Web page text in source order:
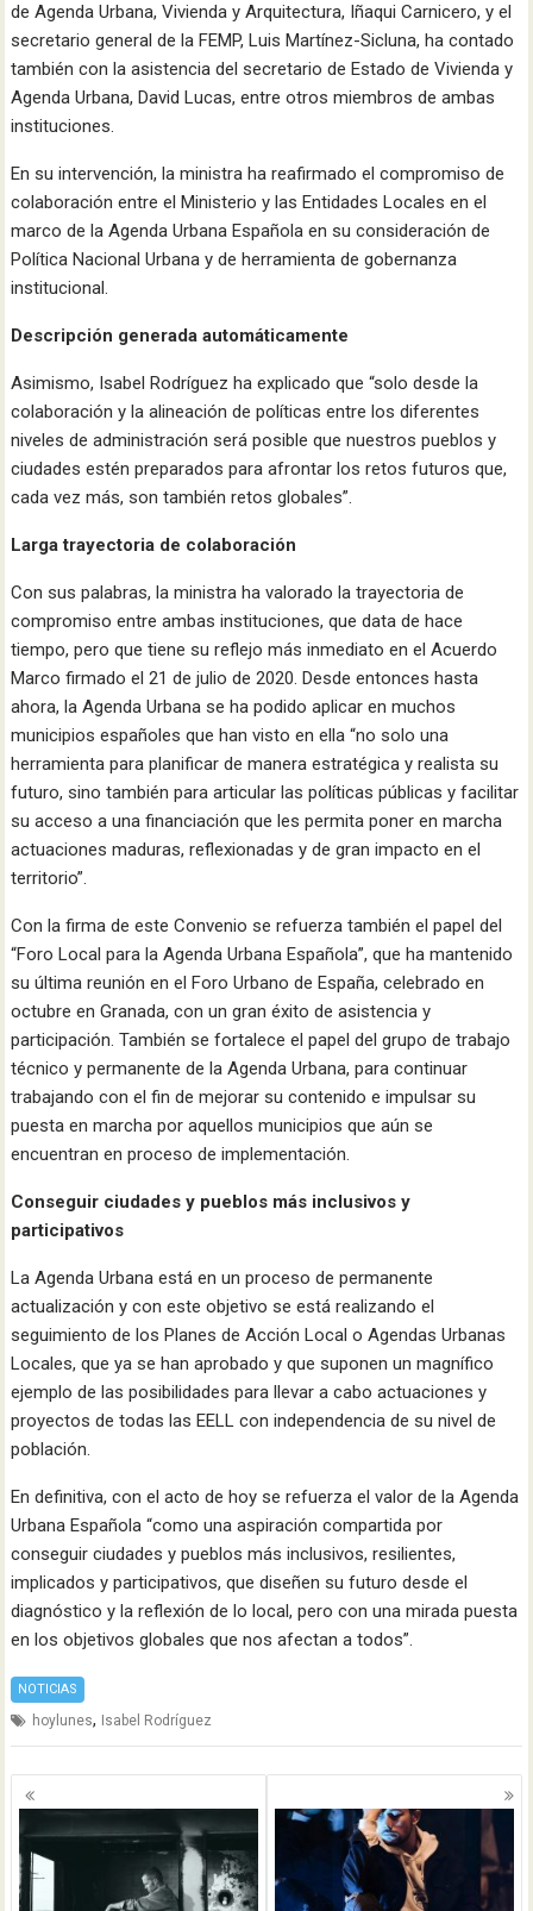
de Agenda Urbana, Vivienda y Arquitectura, Iñaqui Carnicero, y el
secretario general de la FEMP, Luis Martínez-Sicluna, ha contado
también con la asistencia del secretario de Estado de Vivienda y
Agenda Urbana, David Lucas, entre otros miembros de ambas
instituciones.
En su intervención, la ministra ha reafirmado el compromiso de
colaboración entre el Ministerio y las Entidades Locales en el
marco de la Agenda Urbana Española en su consideración de
Política Nacional Urbana y de herramienta de gobernanza
institucional.
Descripción generada automáticamente
Asimismo, Isabel Rodríguez ha explicado que “solo desde la
colaboración y la alineación de políticas entre los diferentes
niveles de administración será posible que nuestros pueblos y
ciudades estén preparados para afrontar los retos futuros que,
cada vez más, son también retos globales”.
Larga trayectoria de colaboración
Con sus palabras, la ministra ha valorado la trayectoria de
compromiso entre ambas instituciones, que data de hace
tiempo, pero que tiene su reflejo más inmediato en el Acuerdo
Marco firmado el 21 de julio de 2020. Desde entonces hasta
ahora, la Agenda Urbana se ha podido aplicar en muchos
municipios españoles que han visto en ella “no solo una
herramienta para planificar de manera estratégica y realista su
futuro, sino también para articular las políticas públicas y facilitar
su acceso a una financiación que les permita poner en marcha
actuaciones maduras, reflexionadas y de gran impacto en el
territorio”.
Con la firma de este Convenio se refuerza también el papel del
“Foro Local para la Agenda Urbana Española”, que ha mantenido
su última reunión en el Foro Urbano de España, celebrado en
octubre en Granada, con un gran éxito de asistencia y
participación. También se fortalece el papel del grupo de trabajo
técnico y permanente de la Agenda Urbana, para continuar
trabajando con el fin de mejorar su contenido e impulsar su
puesta en marcha por aquellos municipios que aún se
encuentran en proceso de implementación.
Conseguir ciudades y pueblos más inclusivos y
participativos
La Agenda Urbana está en un proceso de permanente
actualización y con este objetivo se está realizando el
seguimiento de los Planes de Acción Local o Agendas Urbanas
Locales, que ya se han aprobado y que suponen un magnífico
ejemplo de las posibilidades para llevar a cabo actuaciones y
proyectos de todas las EELL con independencia de su nivel de
población.
En definitiva, con el acto de hoy se refuerza el valor de la Agenda
Urbana Española “como una aspiración compartida por
conseguir ciudades y pueblos más inclusivos, resilientes,
implicados y participativos, que diseñen su futuro desde el
diagnóstico y la reflexión de lo local, pero con una mirada puesta
en los objetivos globales que nos afectan a todos”.
NOTICIAS
hoylunes, Isabel Rodríguez
Navegación
de
entradas